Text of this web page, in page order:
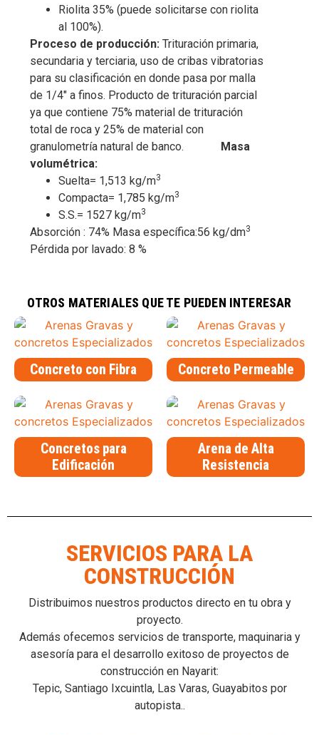
Riolita 35% (puede solicitarse con riolita
al 100%).
Proceso de producción: Trituración primaria,
secundaria y terciaria, uso de cribas vibratorias
para su clasificación en donde pasa por malla
de 1/4″ a finos. Producto de trituración parcial
ya que contiene 75% material de trituración
total de roca y 25% de material con
granulometría natural de banco.
Masa
volumétrica:
Suelta= 1,513 kg/m3
Compacta= 1,785 kg/m3
S.S.= 1527 kg/m3
Absorción : 74% Masa específica:56 kg/dm3
Pérdida por lavado: 8 %
OTROS MATERIALES QUE TE PUEDEN INTERESAR
Concreto con Fibra Concreto Permeable
Concretos para
Edificación
Arena de Alta
Resistencia
SERVICIOS PARA LA
CONSTRUCCIÓN
Distribuimos nuestros productos directo en tu obra y
proyecto.
Además ofecemos servicios de transporte, maquinaria y
asesoría para el desarrollo exitoso de proyectos de
construcción en Nayarit:
Tepic, Santiago Ixcuintla, Las Varas, Guayabitos por
autopista..